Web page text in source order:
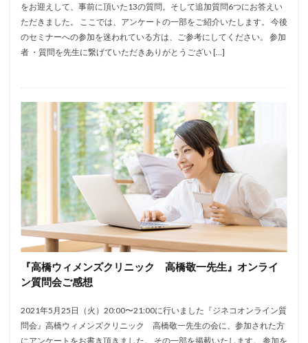
をお迎えして、事前に頂いた13の質問。そして追加質問6つにお答えい
ただきました。 ここでは、アンケートの一部をご紹介いたします。 今後
のセミナーへの参加を迷われている方は、ご参考にしてください。 参加
者 ・質問を先生に繋げていただきありがとうござい […]
『高橋ウィメンズクリニック 高橋敬一先生』オンライ
ン質問会ご感想
2021年5月25日（火）20:00〜21:00に行いました『ジネコオンライン質
問会』高橋ウィメンズクリニック 高橋敬一先生の会に、参加された方
にアンケートをお書き頂きました。 その一部を掲載いたします。 参加を